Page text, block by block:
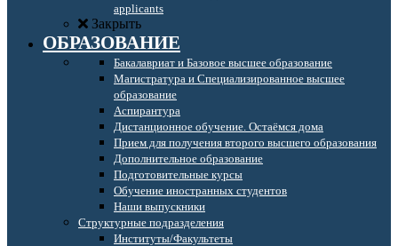
applicants
Закрыть
ОБРАЗОВАНИЕ
Бакалавриат и Базовое высшее образование
Магистратура и Специализированное высшее
образование
Аспирантура
Дистанционное обучение. Остаёмся дома
Прием для получения второго высшего образования
Дополнительное образование
Подготовительные курсы
Обучение иностранных студентов
Наши выпускники
Структурные подразделения
Институты/Факультеты